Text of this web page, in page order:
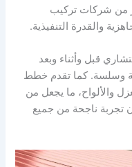
من شركات تركيب
والقدرة التنفيذية.
قبل وأثناء وبعد
وسلسة. كما تقدم خطط
والألواح، ما يجعل من
تجربة ناجحة من جميع